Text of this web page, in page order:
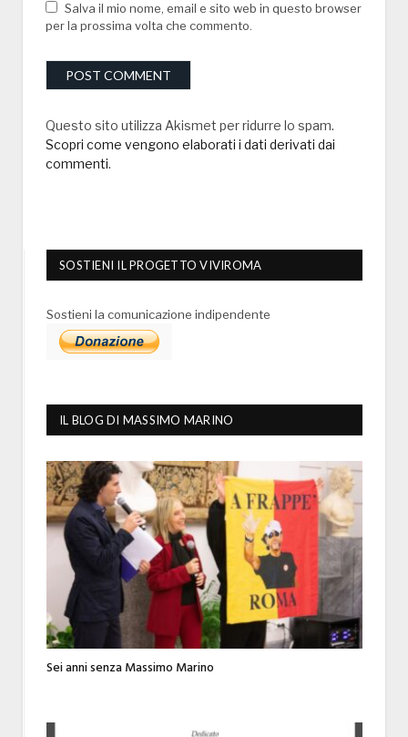
Salva il mio nome, email e sito web in questo browser
per la prossima volta che commento.
Questo sito utilizza Akismet per ridurre lo spam.
Scopri come vengono elaborati i dati derivati dai
commenti.
SOSTIENI IL PROGETTO VIVIROMA
Sostieni la comunicazione indipendente
IL BLOG DI MASSIMO MARINO
Sei anni senza Massimo Marino